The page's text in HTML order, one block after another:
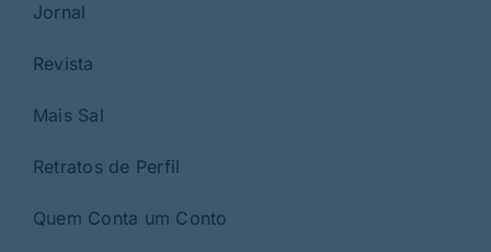
Jornal
Revista
Mais Sal
Retratos de Perfil
Quem Conta um Conto